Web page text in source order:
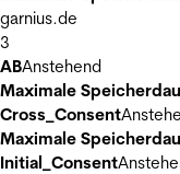
garnius.de
3
ABAnstehend
Maximale
Cross_Consent
Maximale
Initial_Consent